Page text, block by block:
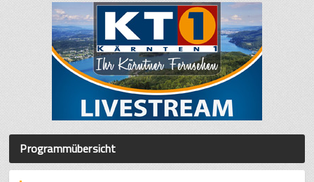
Programmübersicht